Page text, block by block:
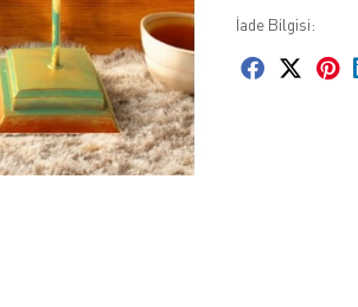
İade Bilgisi: